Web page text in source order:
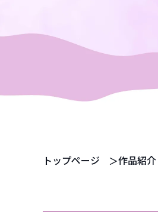
ピラミーデ
年中・年長児からの
トップページ 作品紹介